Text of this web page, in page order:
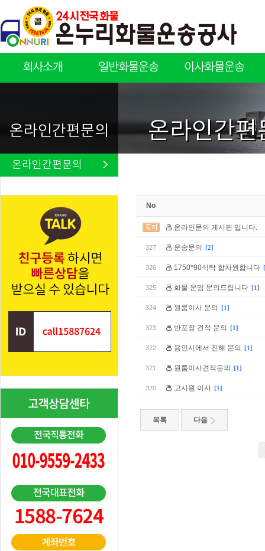
회사소개 일반화물운송 이사화물운송
온라인간편문의 온라인간편
온라인간편문의
No
온라인문의 게시판 입니다.
327 운송문의 [2]
326 1750*90식탁 합차원합니다
325 화물 운임 문의드립니다 [1]
324 원룸이사 문의 [1]
323 반포장 견적 문의 [1]
322 용인시에서 진해 문의 [1]
321 원룸이사견적문의 [1]
320 고시원 이사 [1]
목록 다음